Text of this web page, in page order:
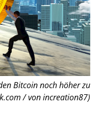
Bitcoin noch höher zu
/ von increation87)